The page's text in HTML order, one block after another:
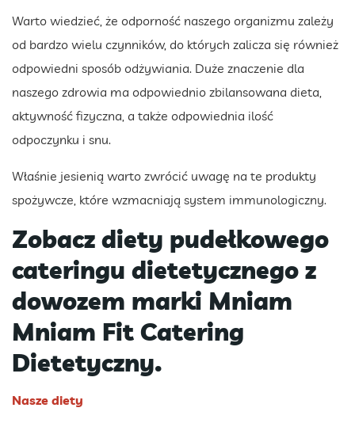
Warto wiedzieć, że odporność naszego organizmu zależy
od bardzo wielu czynników, do których zalicza się również
odpowiedni sposób odżywiania. Duże znaczenie dla
naszego zdrowia ma odpowiednio zbilansowana dieta,
aktywność fizyczna, a także odpowiednia ilość
odpoczynku i snu.
Właśnie jesienią warto zwrócić uwagę na te produkty
spożywcze, które wzmacniają system immunologiczny.
Zobacz diety pudełkowego
cateringu dietetycznego z
dowozem marki Mniam
Mniam Fit Catering
Dietetyczny.
Nasze diety